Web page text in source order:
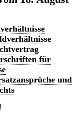
für
und